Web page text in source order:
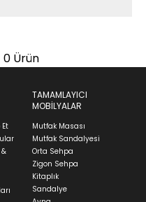
Ürün
TAMAMLAYICI
MOBİLYALAR
Mutfak Masası
Mutfak Sandalyesi
Orta Sehpa
Zigon Sehpa
Kitaplık
Sandalye